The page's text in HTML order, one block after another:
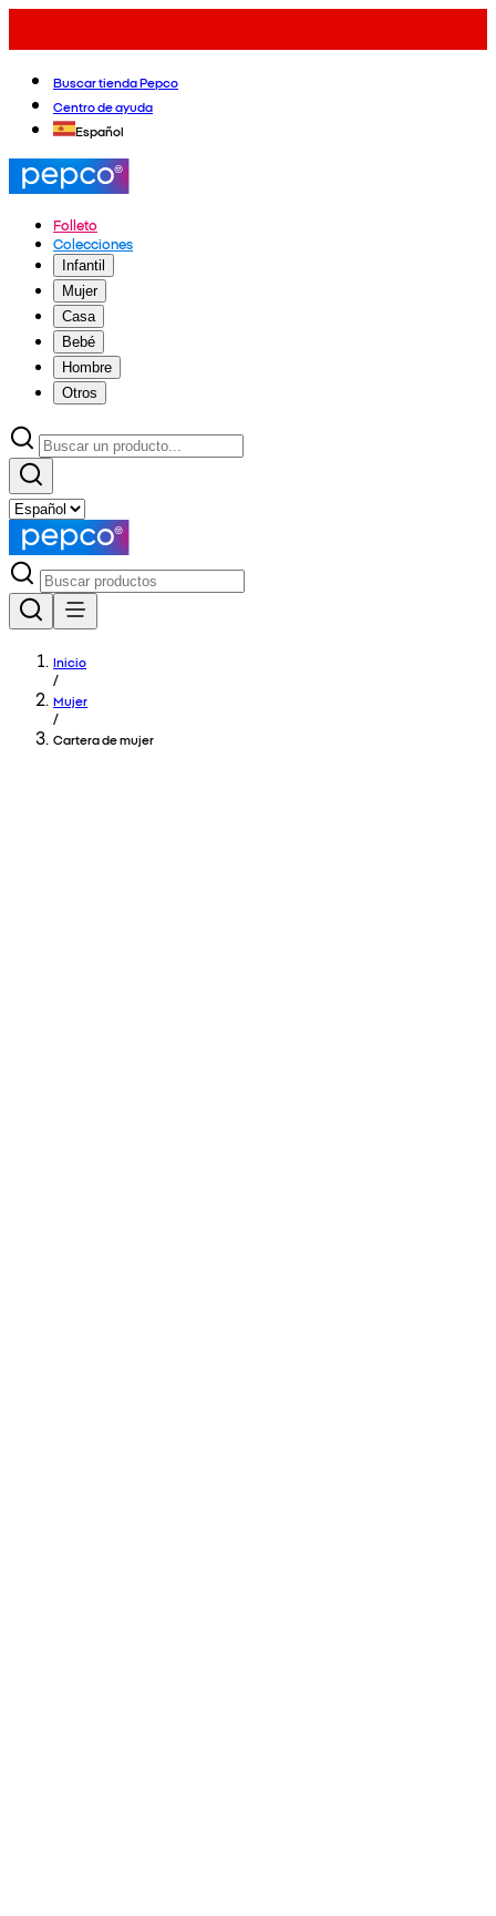
Buscar tienda Pepco
Centro de ayuda
Español
Folleto
Colecciones
Infantil
Mujer
Casa
Bebé
Hombre
Otros
Inicio
/
Mujer
/
Cartera de mujer